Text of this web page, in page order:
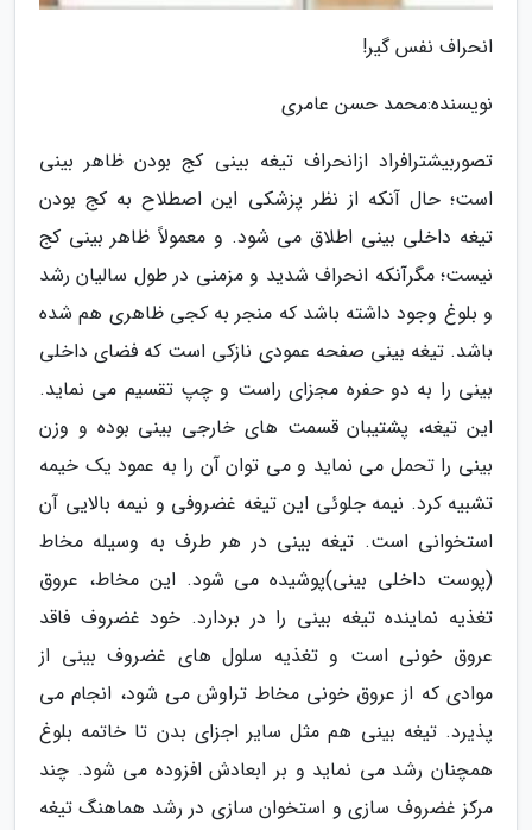
انحراف نفس گیر!
نویسنده:محمد حسن عامری
تصوربیشترافراد ازانحراف تیغه بینی کج بودن ظاهر بینی
است؛ حال آنکه از نظر پزشکی این اصطلاح به کج بودن
تیغه داخلی بینی اطلاق می شود. و معمولاً ظاهر بینی کج
نیست؛ مگرآنکه انحراف شدید و مزمنی در طول سالیان رشد
و بلوغ وجود داشته باشد که منجر به کجی ظاهری هم شده
باشد. تیغه بینی صفحه عمودی نازکی است که فضای داخلی
بینی را به دو حفره مجزای راست و چپ تقسیم می نماید.
این تیغه، پشتیبان قسمت های خارجی بینی بوده و وزن
بینی را تحمل می نماید و می توان آن را به عمود یک خیمه
تشبیه کرد. نیمه جلوئی این تیغه غضروفی و نیمه بالایی آن
استخوانی است. تیغه بینی در هر طرف به وسیله مخاط
(پوست داخلی بینی)پوشیده می شود. این مخاط، عروق
تغذیه نماینده تیغه بینی را در بردارد. خود غضروف فاقد
عروق خونی است و تغذیه سلول های غضروف بینی از
موادی که از عروق خونی مخاط تراوش می شود، انجام می
پذیرد. تیغه بینی هم مثل سایر اجزای بدن تا خاتمه بلوغ
همچنان رشد می نماید و بر ابعادش افزوده می شود. چند
مرکز غضروف سازی و استخوان سازی در رشد هماهنگ تیغه